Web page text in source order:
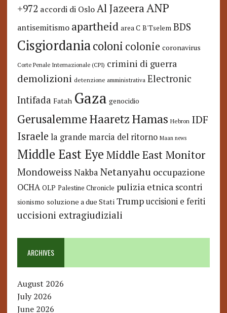
+972 accordi di Oslo Al JazeeraANP
antisemitismo apartheid area C B'Tselem BDS
Cisgiordaniacoloni colonie coronavirus
Corte Penale Internazionale (CPI) crimini di guerra
demolizioni detenzione amministrativa Electronic
Intifada Fatah Gaza genocidio
GerusalemmeHaaretzHamas Hebron IDF
Israele la grande marcia del ritorno Maan news
Middle East Eye Middle East Monitor
Mondoweiss Nakba Netanyahu occupazione
OCHA OLP Palestine Chronicle pulizia etnica scontri
sionismo soluzione a due Stati Trump uccisioni e feriti
uccisioni extragiudiziali
ARCHIVES
August 2026
July 2026
June 2026